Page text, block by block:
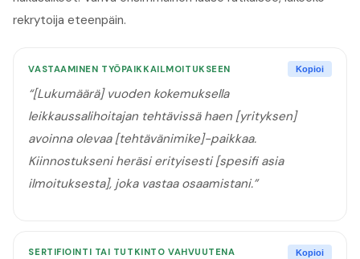
rekrytoija eteenpäin.
VASTAAMINEN TYÖPAIKKAILMOITUKSEEN Kopioi
“[Lukumäärä] vuoden kokemuksella
leikkaussalihoitajan tehtävissä haen [yrityksen]
avoinna olevaa [tehtävänimike]-paikkaa.
Kiinnostukseni heräsi erityisesti [spesifi asia
ilmoituksesta], joka vastaa osaamistani.”
SERTIFIOINTI TAI TUTKINTO VAHVUUTENA Kopioi